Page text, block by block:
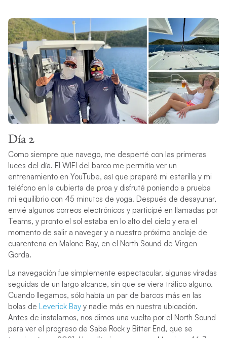
Día 2
Como siempre que navego, me desperté con las primeras
luces del día. El WIFI del barco me permitía ver un
entrenamiento en YouTube, así que preparé mi esterilla y mi
teléfono en la cubierta de proa y disfruté poniendo a prueba
mi equilibrio con 45 minutos de yoga. Después de desayunar,
envié algunos correos electrónicos y participé en llamadas por
Teams, y pronto el sol estaba en lo alto del cielo y era el
momento de salir a navegar y a nuestro próximo anclaje de
cuarentena en Malone Bay, en el North Sound de Virgen
Gorda.
La navegación fue simplemente espectacular, algunas viradas
seguidas de un largo alcance, sin que se viera tráfico alguno.
Cuando llegamos, sólo había un par de barcos más en las
bolas de Leverick Bayy nadie más en nuestra ubicación.
Antes de instalarnos, nos dimos una vuelta por el North Sound
para ver el progreso de Saba Rock y Bitter End, que se